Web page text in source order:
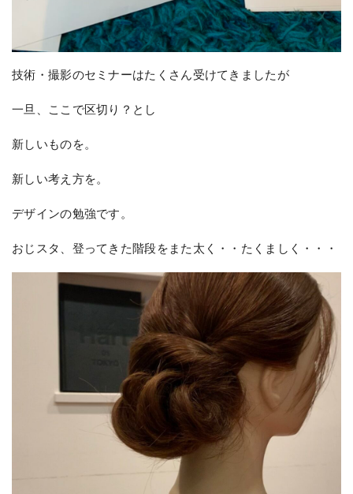
技術・撮影のセミナーはたくさん受けてきましたが
一旦、ここで区切り？とし
新しいものを。
新しい考え方を。
デザインの勉強です。
おじスタ、登ってきた階段をまた太く・・たくましく・・・